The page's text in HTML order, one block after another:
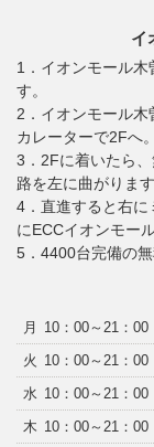
イ
1．イオンモール木
す。
2．イオンモール
カレーターで2Fへ。
3．2Fに着いたら
路を左に曲がります
4．直進すると右
にECCイオンモー
5．4400台完備の
月
10：00～21：00
火 10：00～21：00
水 10：00～21：00
木 10：00～21：00